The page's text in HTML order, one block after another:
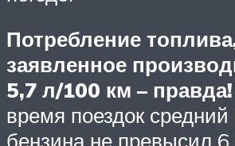
Потребление
заявленное
5,7 л/100 км – правда!
время поездок средний
бензина не превысил